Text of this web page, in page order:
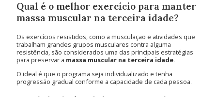
Qual é o melhor exercício para manter
massa muscular na terceira idade?
Os exercícios resistidos, como a musculação e atividades que
trabalham grandes grupos musculares contra alguma
resistência, são considerados uma das principais estratégias
para preservar a massa muscular na terceira idade.
O ideal é que o programa seja individualizado e tenha
progressão gradual conforme a capacidade de cada pessoa.